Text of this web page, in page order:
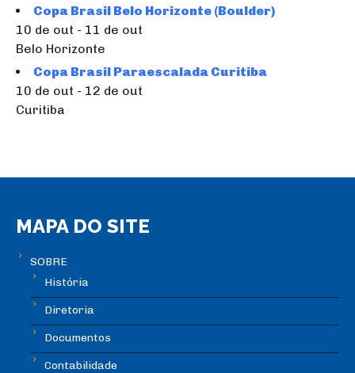
Copa Brasil Belo Horizonte (Boulder)
10 de out - 11 de out
Belo Horizonte
Copa Brasil Paraescalada Curitiba
10 de out - 12 de out
Curitiba
MAPA DO SITE
SOBRE
História
Diretoria
Documentos
Contabilidade